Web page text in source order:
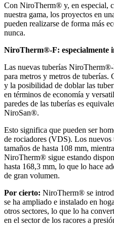
Con NiroTherm® y, en especial,
nuestra gama, los proyectos en
pueden realizarse de forma más
nunca.
NiroTherm®-F: especialmente
Las nuevas tuberías NiroTherm®-
para metros y metros de tuberías.
y la posibilidad de doblar las
en términos de economía y
paredes de las tuberías es
NiroSan®.
Esto significa que pueden ser
de rociadores (VDS). Los nuevos
tamaños de hasta 108 mm,
NiroTherm® sigue estando
hasta 168,3 mm, lo que lo hace
de gran volumen.
Por cierto: NiroTherm® se
se ha ampliado e instalado en
otros sectores, lo que lo ha
en el sector de los racores a